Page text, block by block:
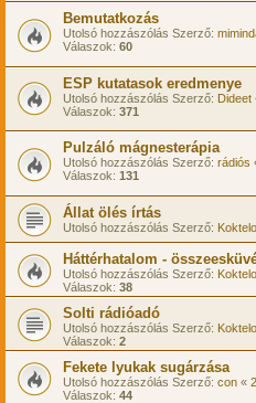
Bemutatkozás
Utolsó hozzászólás Szerző:
Válaszok: 60
ESP kutatasok eredmenye
Utolsó hozzászólás Szerző: Dideet
Válaszok: 371
Pulzáló mágnesterápia
Utolsó hozzászólás Szerző: rádiós
Válaszok: 131
Állat ölés írtás
Utolsó hozzászólás Szerző:
Háttérhatalom -
Utolsó hozzászólás Szerző:
Válaszok: 38
Solti rádióadó
Utolsó hozzászólás Szerző:
Válaszok: 2
Fekete lyukak sugárzása
Utolsó hozzászólás Szerző: con «
Válaszok: 44